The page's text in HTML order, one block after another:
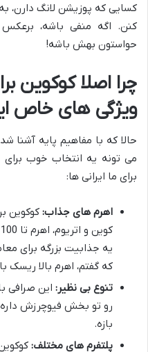
کسایی که پوزیشن لانگ دارن،
کنن. اگه منفی باشه،
حواستون بهش باشه!
چرا اصلا کوکوین
ویژگی های خاص
حالا که با مفاهیم پایه آشنا
می تونه یه انتخاب خوب
برای ما ایرانی ها:
اهرم های جذاب: کوکوین
یه جذابیت بزرگه برای
که گفتم، اهرم بالا ریسک
تنوع بی نظیر:
رو تو بخش فیوچرزش
بازه.
پلتفرم های مختلف: